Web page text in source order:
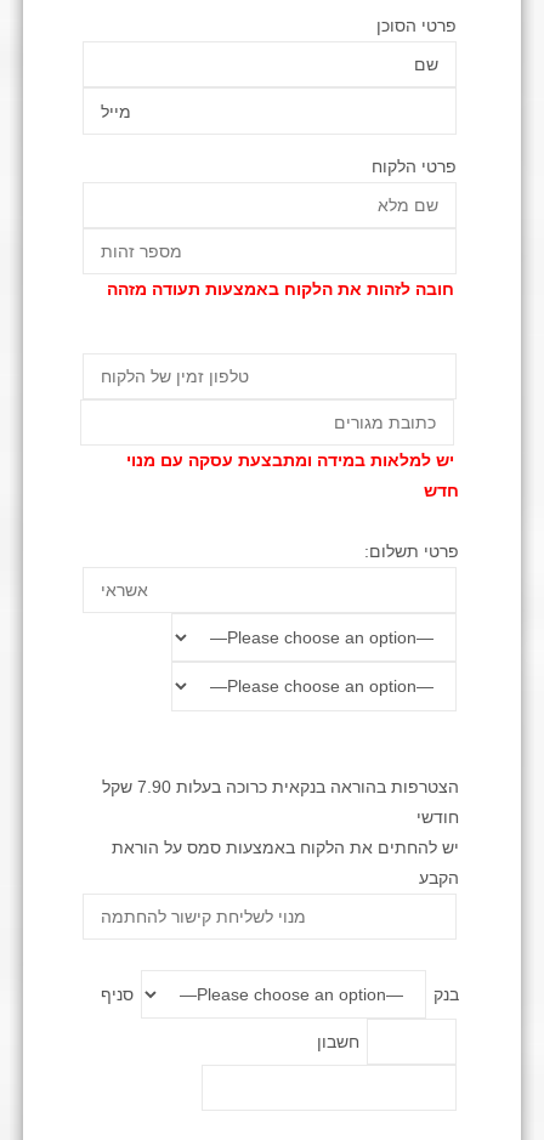
פרטי הסוכן
פרטי הלקוח
חובה לזהות את הלקוח באמצעות תעודה מזהה
יש למלאות במידה ומתבצעת עסקה עם מנוי
חדש
פרטי תשלום:
הצטרפות בהוראה בנקאית כרוכה בעלות 7.90 שקל
חודשי
יש להחתים את הלקוח באמצעות סמס על הוראת
הקבע
בנק סניף
חשבון